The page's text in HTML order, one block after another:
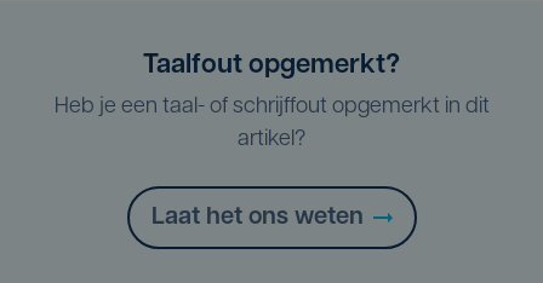
Taalfout opgemerkt?
Heb je een taal- of schrijffout opgemerkt in dit
artikel?
Laat het ons weten